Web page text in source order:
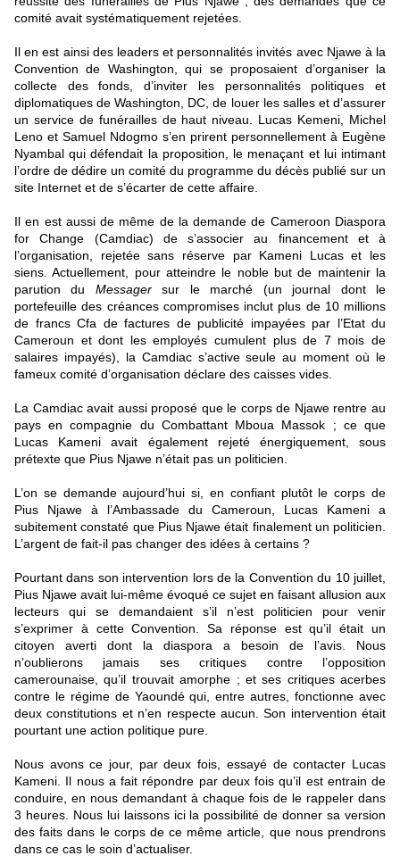
comité avait systématiquement rejetées.
Il en est ainsi des leaders et personnalités invités avec Njawe à la
Convention de Washington, qui se proposaient d’organiser la
collecte des fonds, d’inviter les personnalités politiques et
diplomatiques de Washington, DC, de louer les salles et d’assurer
un service de funérailles de haut niveau. Lucas Kemeni, Michel
Leno et Samuel Ndogmo s’en prirent personnellement à Eugène
Nyambal qui défendait la proposition, le menaçant et lui intimant
l’ordre de dédire un comité du programme du décès publié sur un
site Internet et de s’écarter de cette affaire.
Il en est aussi de même de la demande de Cameroon Diaspora
for Change (Camdiac) de s’associer au financement et à
l’organisation, rejetée sans réserve par Kameni Lucas et les
siens. Actuellement, pour atteindre le noble but de maintenir la
parution du Messagersur le marché (un journal dont le
portefeuille des créances compromises inclut plus de 10 millions
de francs Cfa de factures de publicité impayées par l’Etat du
Cameroun et dont les employés cumulent plus de 7 mois de
salaires impayés), la Camdiac s’active seule au moment où le
fameux comité d’organisation déclare des caisses vides.
La Camdiac avait aussi proposé que le corps de Njawe rentre au
pays en compagnie du Combattant Mboua Massok ; ce que
Lucas Kameni avait également rejeté énergiquement, sous
prétexte que Pius Njawe n’était pas un politicien.
L’on se demande aujourd’hui si, en confiant plutôt le corps de
Pius Njawe à l’Ambassade du Cameroun, Lucas Kameni a
subitement constaté que Pius Njawe était finalement un politicien.
L’argent de fait-il pas changer des idées à certains ?
Pourtant dans son intervention lors de la Convention du 10 juillet,
Pius Njawe avait lui-même évoqué ce sujet en faisant allusion aux
lecteurs qui se demandaient s’il n’est politicien pour venir
s’exprimer à cette Convention. Sa réponse est qu’il était un
citoyen averti dont la diaspora a besoin de l’avis. Nous
n’oublierons jamais ses critiques contre l’opposition
camerounaise, qu’il trouvait amorphe ; et ses critiques acerbes
contre le régime de Yaoundé qui, entre autres, fonctionne avec
deux constitutions et n’en respecte aucun. Son intervention était
pourtant une action politique pure.
Nous avons ce jour, par deux fois, essayé de contacter Lucas
Kameni. Il nous a fait répondre par deux fois qu’il est entrain de
conduire, en nous demandant à chaque fois de le rappeler dans
3 heures. Nous lui laissons ici la possibilité de donner sa version
des faits dans le corps de ce même article, que nous prendrons
dans ce cas le soin d’actualiser.